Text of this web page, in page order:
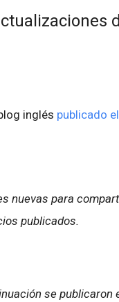
inglés publicado
nuevas para
publicados.
se publicaron